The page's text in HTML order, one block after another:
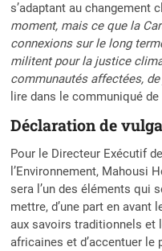
s’adaptant au changement
moment, mais ce que la
connexions sur le long
militent pour la justice
communautés affectées,
lire dans le communiqué de
Déclaration de
Pour le Directeur Exécutif
l’Environnement, Mahousi
sera l’un des éléments qui
mettre, d’une part en
aux savoirs traditionnels et
africaines et d’accentuer